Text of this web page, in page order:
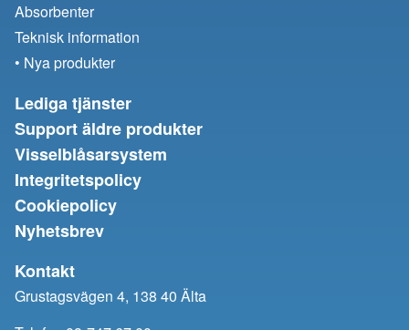
Absorbenter
Teknisk information
• Nya produkter
Lediga tjänster
Support äldre produkter
Visselblåsarsystem
Integritetspolicy
Cookiepolicy
Nyhetsbrev
Kontakt
Grustagsvägen 4, 138 40 Älta